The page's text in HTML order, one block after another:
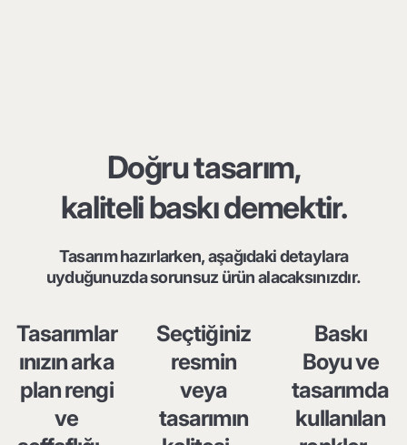
Doğru tasarım,
kaliteli baskı demektir.
Tasarım hazırlarken, aşağıdaki detaylara
uyduğunuzda sorunsuz ürün alacaksınızdır.
Tasarımlar
ınızın arka
plan rengi
ve
Seçtiğiniz
resmin
veya
tasarımın
Baskı
Boyu ve
tasarımda
kullanılan